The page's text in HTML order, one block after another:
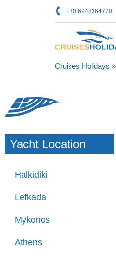
+30 6948364770
Cruises Holidays »
Yacht Location
Halkidiki
Lefkada
Mykonos
Athens